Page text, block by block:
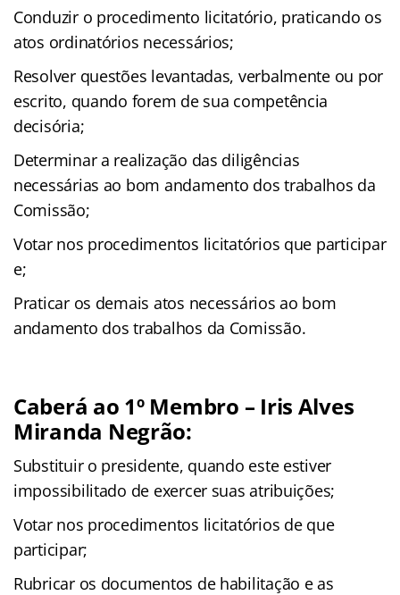
Conduzir o procedimento licitatório, praticando os
atos ordinatórios necessários;
Resolver questões levantadas, verbalmente ou por
escrito, quando forem de sua competência
decisória;
Determinar a realização das diligências
necessárias ao bom andamento dos trabalhos da
Comissão;
Votar nos procedimentos licitatórios que participar
e;
Praticar os demais atos necessários ao bom
andamento dos trabalhos da Comissão.
Caberá ao 1º Membro – Iris Alves
Miranda Negrão:
Substituir o presidente, quando este estiver
impossibilitado de exercer suas atribuições;
Votar nos procedimentos licitatórios de que
participar;
Rubricar os documentos de habilitação e as